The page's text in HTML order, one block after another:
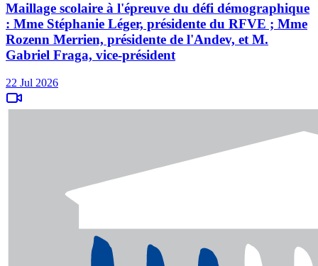
Maillage scolaire à l'épreuve du défi démographique
: Mme Stéphanie Léger, présidente du RFVE ; Mme
Rozenn Merrien, présidente de l'Andev, et M.
Gabriel Fraga, vice-président
22 Jul 2026